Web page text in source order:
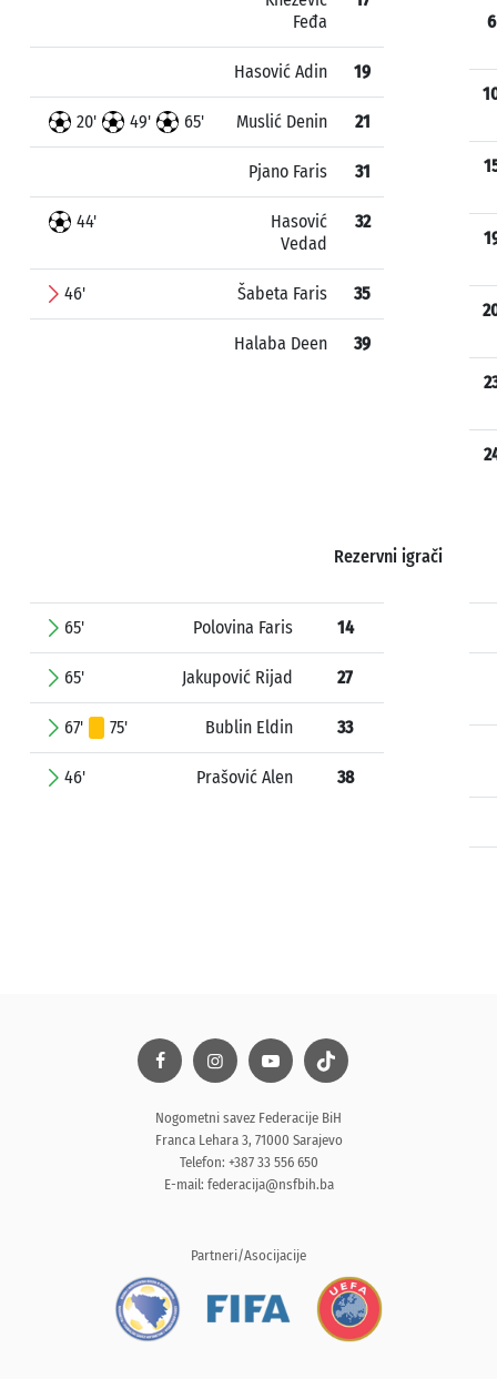
Feđa
Hasović Adin 19
20' 49' 65' Muslić Denin 21
Pjano Faris 31
44'
Hasović
Vedad
32
46' Šabeta Faris 35
Halaba Deen 39
6
Rezervni igrači
65' Polovina Faris 14
65' Jakupović Rijad 27
67' 75' Bublin Eldin 33
46' Prašović Alen 38
Nogometni savez Federacije BiH
Franca Lehara 3, 71000 Sarajevo
Telefon: +387 33 556 650
E-mail: federacija@nsfbih.ba
Partneri/Asocijacije